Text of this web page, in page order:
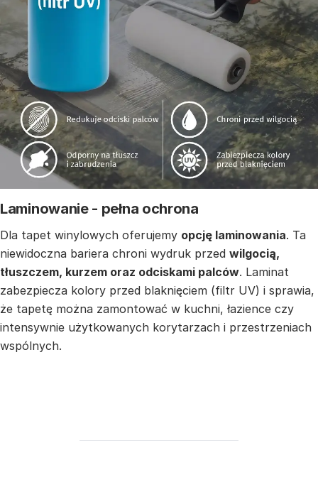
Laminowanie - pełna ochrona
Dla tapet winylowych oferujemy opcję laminowania. Ta
niewidoczna bariera chroni wydruk przed wilgocią,
tłuszczem, kurzem oraz odciskami palców. Laminat
zabezpiecza kolory przed blaknięciem (filtr UV) i sprawia,
że tapetę można zamontować w kuchni, łazience czy
intensywnie użytkowanych korytarzach i przestrzeniach
wspólnych.